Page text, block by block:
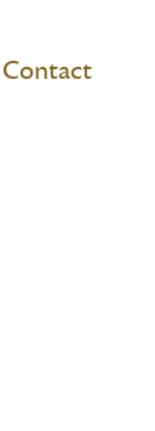
Contact